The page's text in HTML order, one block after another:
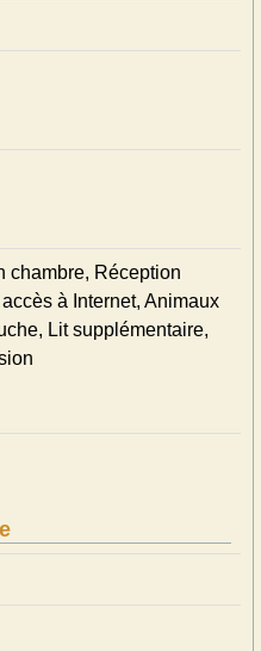
chambre, Réception
à Internet, Animaux
Lit supplémentaire,